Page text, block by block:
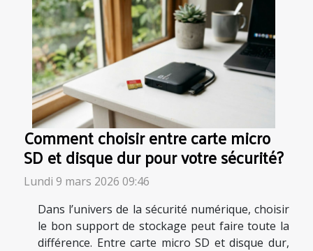
Comment choisir entre carte micro
SD et disque dur pour votre sécurité?
Lundi 9 mars 2026 09:46
Dans l’univers de la sécurité numérique, choisir
le bon support de stockage peut faire toute la
différence. Entre carte micro SD et disque dur,